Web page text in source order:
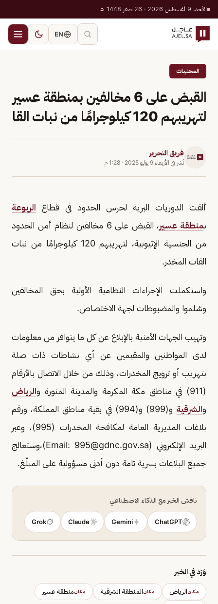
الأحد، 9 أغسطس 2026 · 26 صفر 1448 هـ
EN
المحليات
القبض على 6 مخالفين بمنطقة عسير
لتهريبهم 120 كيلوجرامًا من نبات القا
فريق التحرير
نُشر في الأربعاء 9 يوليو 2025 · 1:28 م
ألقت الدوريات البرية لحرس الحدود في قطاع الربوعة
بمنطقة عسير
، القبض على 6 مخالفين لنظام أمن الحدود
من الجنسية الإثيوبية، لتهريبهم 120 كيلوجرامًا من نبات
القات المخدر.
واستكملت الإجراءات النظامية الأولية بحق المخالفين
وسُلموا والمضبوطات لجهة الاختصاص.
‏‎وتهيب الجهات الأمنية بالإبلاغ عن كل ما يتوافر من معلومات
لدى المواطنين والمقيمين عن أي نشاطات ذات صلة
بتهريب أو ترويج المخدرات، وذلك من خلال الاتصال بالأرقام
(911) في مناطق مكة المكرمة والمدينة المنورة و
الرياض
والشرقية
و(999) و(994) في بقية مناطق المملكة، ورقم
بلاغات المديرية العامة لمكافحة المخدرات (995)، وعبر
البريد الإلكتروني (Email:995@gdnc.gov.sa
)،وستعالج
جميع البلاغات بسرية تامة دون أدنى مسؤولية على المبلّغ.
ناقش الخبر مع الذكاء الاصطناعي
ChatGPT
Gemini
Claude
Grok
وَرَد في الخبر
مكانالرياض مكانالمنطقة الشرقية مكانمنطقة عسير